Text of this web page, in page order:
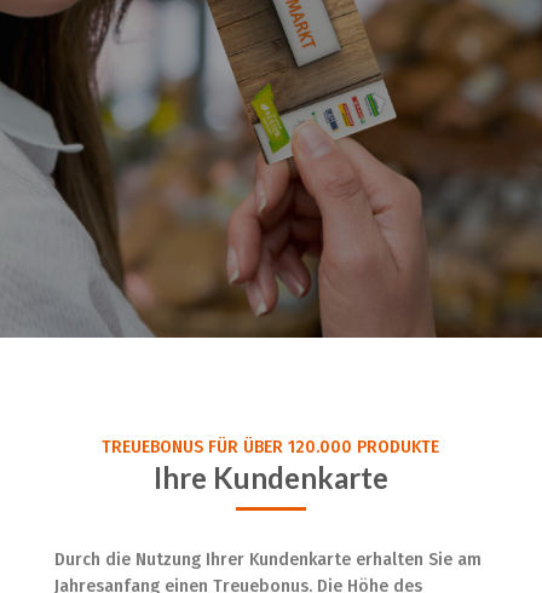
TREUEBONUS FÜR ÜBER 120.000 PRODUKTE
Ihre Kundenkarte
Durch die Nutzung Ihrer Kundenkarte erhalten Sie am
Jahresanfang einen Treuebonus. Die Höhe des